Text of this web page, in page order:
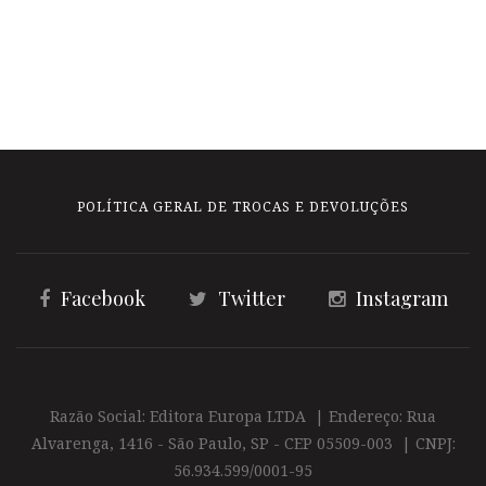
POLÍTICA GERAL DE TROCAS E DEVOLUÇÕES
Facebook Twitter Instagram
Razão Social: Editora Europa LTDA | Endereço: Rua
Alvarenga, 1416 - São Paulo, SP - CEP 05509-003 | CNPJ:
56.934.599/0001-95